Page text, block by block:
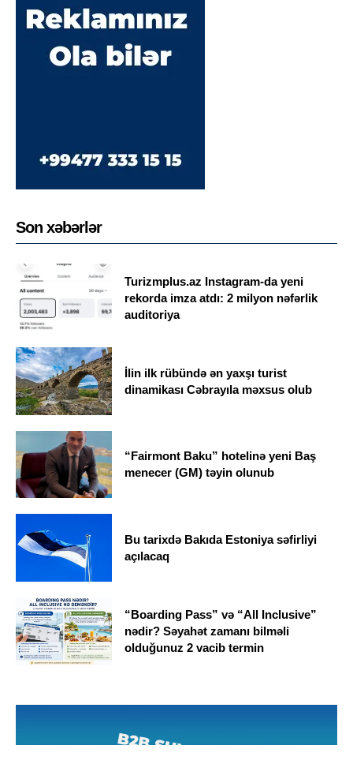
Son xəbərlər
Turizmplus.az Instagram-da yeni
rekorda imza atdı: 2 milyon nəfərlik
auditoriya
İlin ilk rübündə ən yaxşı turist
dinamikası Cəbrayıla məxsus olub
“Fairmont Baku” hotelinə yeni Baş
menecer (GM) təyin olunub
Bu tarixdə Bakıda Estoniya səfirliyi
açılacaq
“Boarding Pass” və “All Inclusive”
nədir? Səyahət zamanı bilməli
olduğunuz 2 vacib termin